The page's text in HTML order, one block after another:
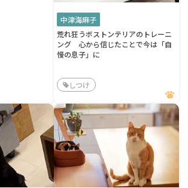
中津海麻子
荒れ狂うボストンテリアのトレーニ
ング 心から信じたことで今は「自
慢の息子」に
しつけ